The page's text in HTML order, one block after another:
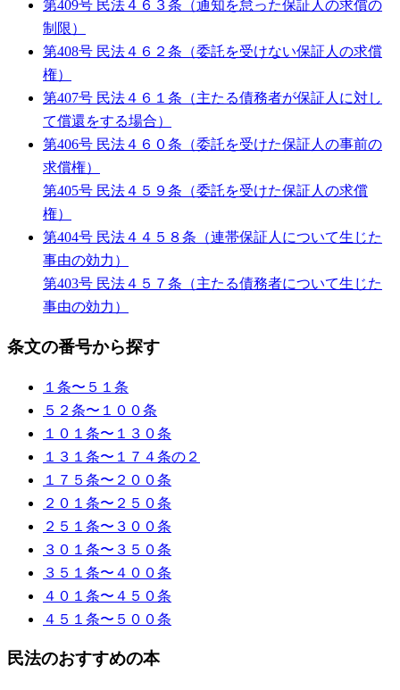
第409号 民法４６３条（通知を怠った保証人の求償の
制限）
第408号 民法４６２条（委託を受けない保証人の求償
権）
第407号 民法４６１条（主たる債務者が保証人に対し
て償還をする場合）
第406号 民法４６０条（委託を受けた保証人の事前の
求償権）
第405号 民法４５９条（委託を受けた保証人の求償
権）
第404号 民法４４５８条（連帯保証人について生じた
事由の効力）
第403号 民法４５７条（主たる債務者について生じた
事由の効力）
条文の番号から探す
１条〜５１条
５２条〜１００条
１０１条〜１３０条
１３１条〜１７４条の２
１７５条〜２００条
２０１条〜２５０条
２５１条〜３００条
３０１条〜３５０条
３５１条〜４００条
４０１条〜４５０条
４５１条〜５００条
民法のおすすめの本